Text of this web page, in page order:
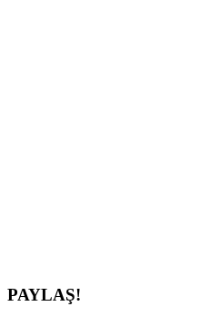
PAYLAŞ!